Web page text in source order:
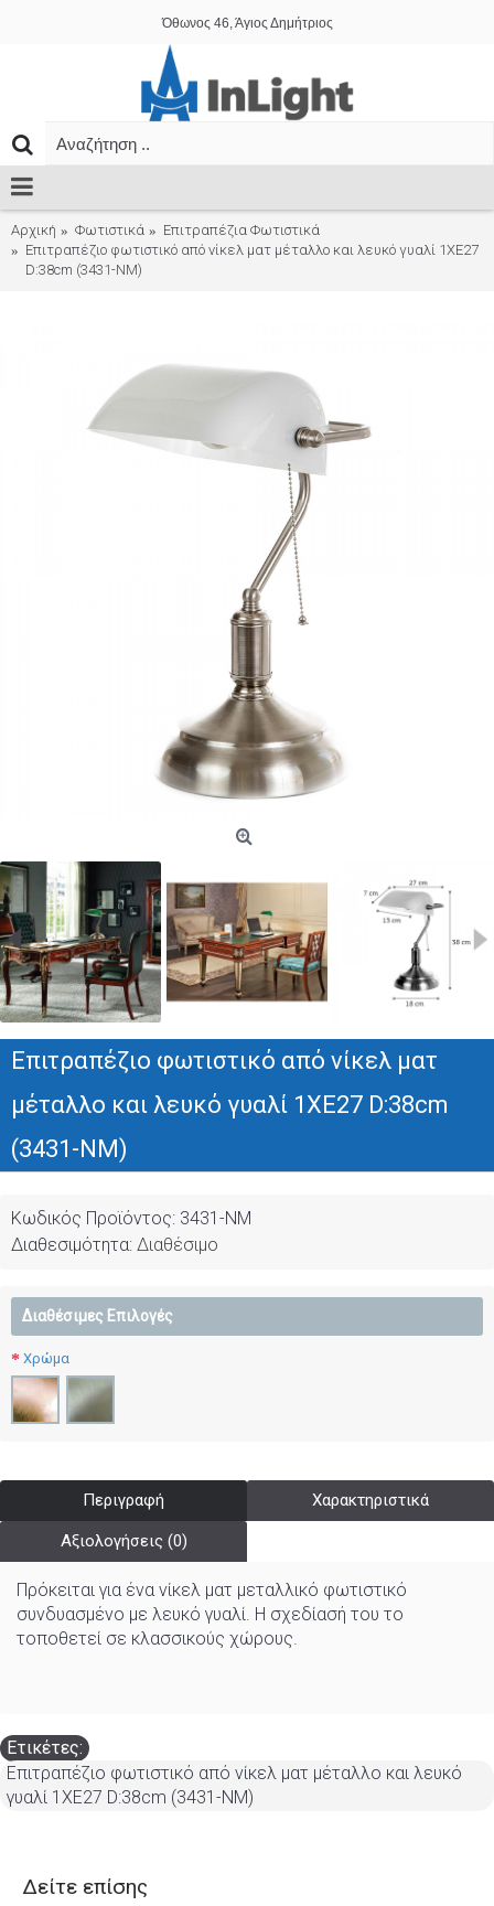
Όθωνος 46, Άγιος Δημήτριος
Αρχική Φωτιστικά
Επιτραπέζια Φωτιστικά
Επιτραπέζιο φωτιστικό από νίκελ ματ μέταλλο και λευκό γυαλί 1XE27
D:38cm (3431-ΝM)
Επιτραπέζιο φωτιστικό από νίκελ ματ
μέταλλο και λευκό γυαλί 1XE27 D:38cm
(3431-ΝM)
Κωδικός Προϊόντος: 3431-ΝM
Διαθεσιμότητα: Διαθέσιμο
Διαθέσιμες Επιλογές
Χρώμα
Περιγραφή Χαρακτηριστικά
Αξιολογήσεις (0)
Πρόκειται για ένα νίκελ ματ μεταλλικό φωτιστικό
συνδυασμένο με λευκό γυαλί. Η σχεδίασή του το
τοποθετεί σε κλασσικούς χώρους.
Ετικέτες:
Επιτραπέζιο φωτιστικό από νίκελ ματ μέταλλο και λευκό
γυαλί 1XE27 D:38cm (3431-ΝM)
Δείτε επίσης